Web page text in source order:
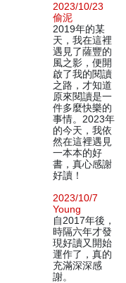
2023/10/23
偷泥
2019年的某
天，我在這裡
遇見了薩豐的
風之影，便開
啟了我的閱讀
之路，才知道
原來閱讀是一
件多麼快樂的
事情。2023年
的今天，我依
然在這裡遇見
一本本的好
書，真心感謝
好讀！
2023/10/7
Young
自2017年後，
時隔六年才發
現好讀又開始
運作了，真的
充滿深深感
謝。